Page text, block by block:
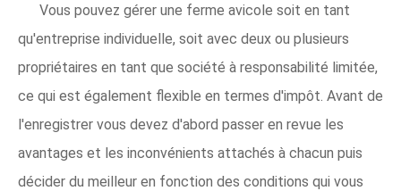
Vous pouvez gérer une ferme avicole soit en tant
qu'entreprise individuelle, soit avec deux ou plusieurs
propriétaires en tant que société à responsabilité limitée,
ce qui est également flexible en termes d'impôt. Avant de
l'enregistrer vous devez d'abord passer en revue les
avantages et les inconvénients attachés à chacun puis
décider du meilleur en fonction des conditions qui vous